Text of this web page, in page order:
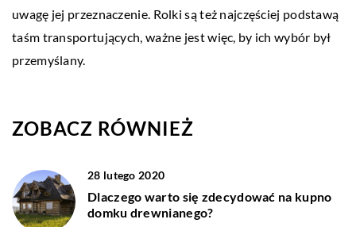
uwagę jej przeznaczenie. Rolki są też najczęściej podstawą
taśm transportujących, ważne jest więc, by ich wybór był
przemyślany.
ZOBACZ RÓWNIEŻ
28 lutego 2020
Dlaczego warto się zdecydować na kupno
domku drewnianego?